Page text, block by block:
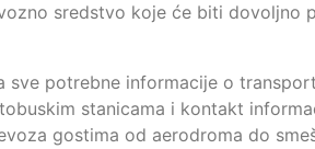
sredstvo koje će biti dovoljno
sve potrebne informacije o
stanicama i kontakt
gostima od aerodroma do